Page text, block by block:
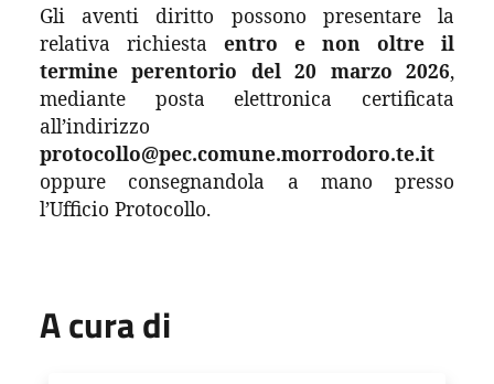
Gli aventi diritto possono presentare la
relativa richiesta entro e non oltre il
termine perentorio del 20 marzo 2026,
mediante posta elettronica certificata
all’indirizzo
protocollo@pec.comune.morrodoro.te.it
oppure consegnandola a mano presso
l’Ufficio Protocollo.
A cura di